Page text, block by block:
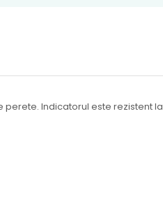
Indicatorul este rezistent